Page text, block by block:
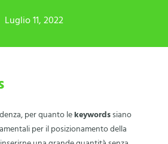
Luglio 11, 2022
per quanto lekeywordssiano
per il posizionamento della